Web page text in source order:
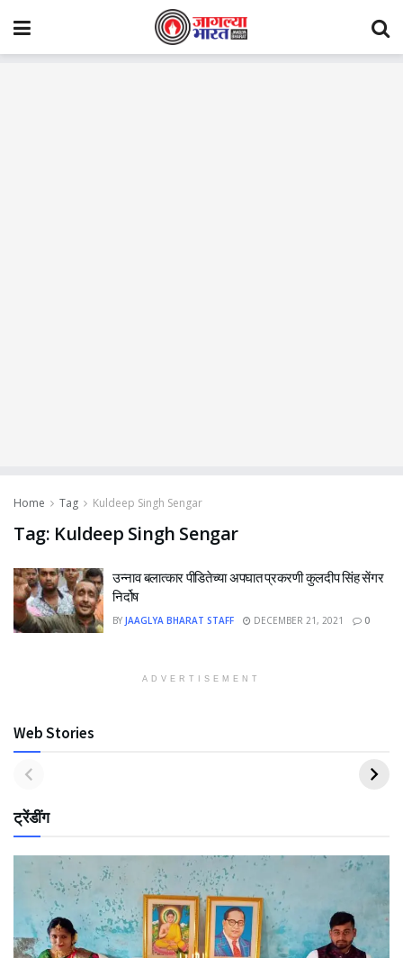
Home Tag Kuldeep Singh Sengar
Tag: Kuldeep Singh Sengar
उन्नाव बलात्कार पीडितेच्या अपघात प्रकरणी कुलदीप सिंह सेंगर
निर्दोष
BY JAAGLYA BHARAT STAFF DECEMBER 21, 2021 0
ADVERTISEMENT
Web Stories
ट्रेंडींग